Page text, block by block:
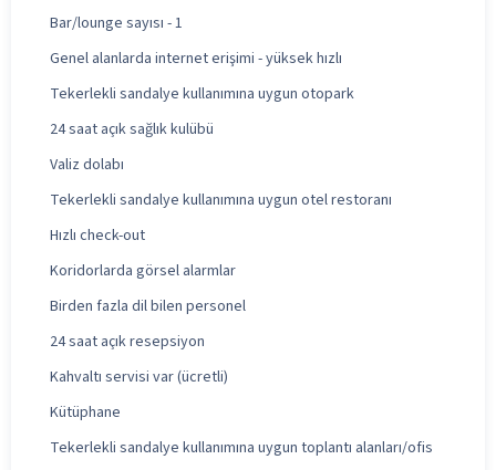
Bar/lounge sayısı - 1
Genel alanlarda internet erişimi - yüksek hızlı
Tekerlekli sandalye kullanımına uygun otopark
24 saat açık sağlık kulübü
Valiz dolabı
Tekerlekli sandalye kullanımına uygun otel restoranı
Hızlı check-out
Koridorlarda görsel alarmlar
Birden fazla dil bilen personel
24 saat açık resepsiyon
Kahvaltı servisi var (ücretli)
Kütüphane
Tekerlekli sandalye kullanımına uygun toplantı alanları/ofis